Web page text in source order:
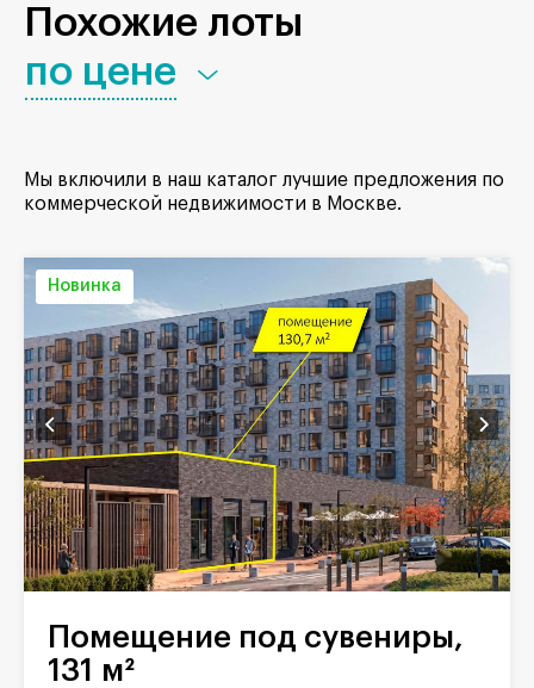
Похожие лоты
по цене
Мы включили в наш каталог лучшие предложения по
коммерческой недвижимости в Москве.
Новинка
Помещение под сувениры,
131 м²